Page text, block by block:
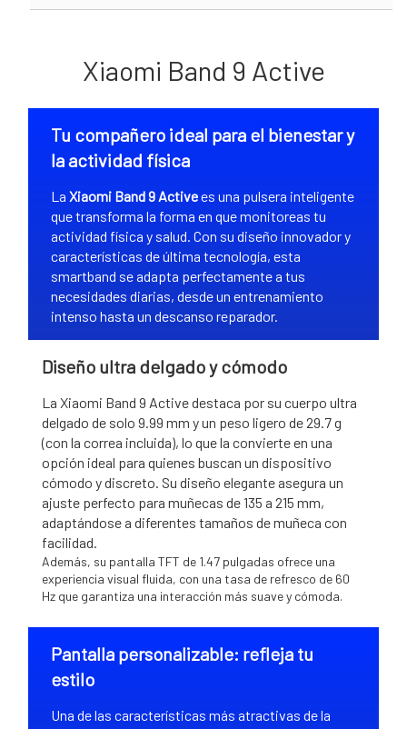
Xiaomi Band 9 Active
Tu compañero ideal para el bienestar y
la actividad física
La Xiaomi Band 9 Activees una pulsera inteligente
que transforma la forma en que monitoreas tu
actividad física y salud. Con su diseño innovador y
características de última tecnología, esta
smartband se adapta perfectamente a tus
necesidades diarias, desde un entrenamiento
intenso hasta un descanso reparador.
Diseño ultra delgado y cómodo
La Xiaomi Band 9 Active destaca por su cuerpo ultra
delgado de solo 9.99 mm y un peso ligero de 29.7 g
(con la correa incluida), lo que la convierte en una
opción ideal para quienes buscan un dispositivo
cómodo y discreto. Su diseño elegante asegura un
ajuste perfecto para muñecas de 135 a 215 mm,
adaptándose a diferentes tamaños de muñeca con
facilidad.
Además, su pantalla TFT de 1.47 pulgadas ofrece una
experiencia visual fluida, con una tasa de refresco de 60
Hz que garantiza una interacción más suave y cómoda.
Pantalla personalizable: refleja tu
estilo
Una de las características más atractivas de la